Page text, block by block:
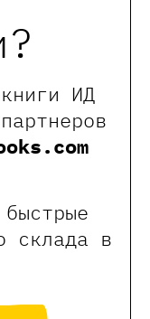
ИД
склада в
могут